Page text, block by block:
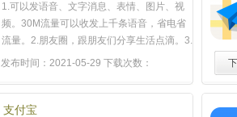
1.可以发语音、文字消息、表情、图片、视
频。30M流量可以收发上千条语音，省电省
流量。2.朋友圈，跟朋友们分享生活点滴。3.
摇一摇、查看附近的人，世界不再有陌生
面、CD封面，甚至扫描英文单词来翻译成中
文。5.公众帐号，用微信关注明星、看新
发布时间：2021-05-29 下载次数：
支付宝